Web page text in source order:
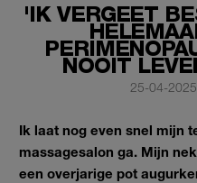
'IK VERGEET
NOOIT
25-04-2025
Ik laat nog even snel mijn
massagesalon ga. Mijn
een overjarige pot